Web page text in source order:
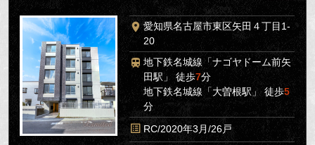
愛知県名古屋市東区矢田４丁目1-
20
地下鉄名城線「ナゴヤドーム前矢
田駅」 徒歩7分
地下鉄名城線「大曽根駅」 徒歩5
分
RC/2020年3月/26戸